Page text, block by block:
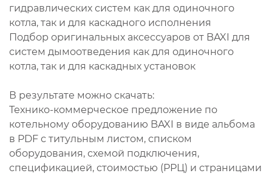
гидравлических систем как для одиночного
котла, так и для каскадного исполнения
Подбор оригинальных аксессуаров от BAXI для
систем дымоотведения как для одиночного
котла, так и для каскадных установок
В результате можно скачать:
Технико-коммерческое предложение по
котельному оборудованию BAXI в виде альбома
в PDF с титульным листом, списком
оборудования, схемой подключения,
спецификацией, стоимостью (РРЦ) и страницами